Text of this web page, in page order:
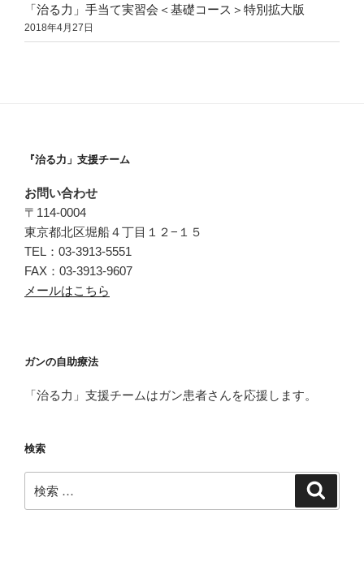
「治る力」手当て実習会＜基礎コース＞特別拡大版
2018年4月27日
『治る力」支援チーム
お問い合わせ
〒114-0004
東京都北区堀船４丁目１２−１５
TEL：03-3913-5551
FAX：03-3913-9607
メールはこちら
ガンの自助療法
「治る力」支援チームはガン患者さんを応援します。
検索
索: